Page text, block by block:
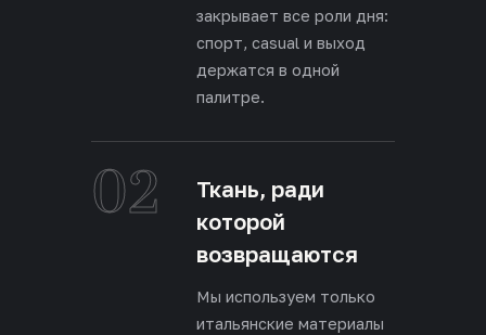
закрывает все роли дня:
спорт, casual и выход
держатся в одной
палитре.
02
Ткань, ради
которой
возвращаются
Мы используем только
итальянские материалы